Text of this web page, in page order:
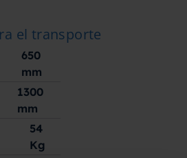
el transporte
650
mm
1300
mm
54
Kg